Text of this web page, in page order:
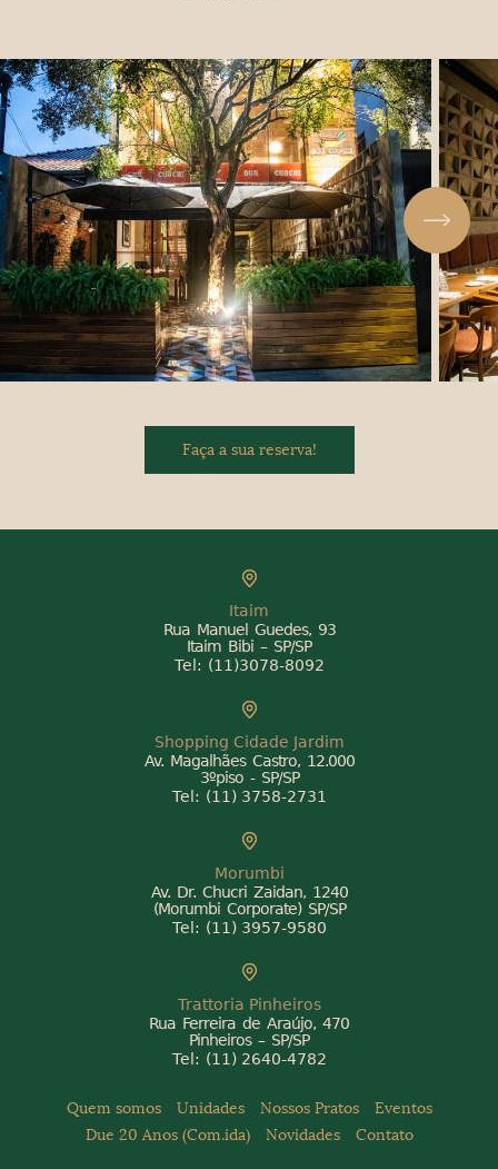
Faça a sua reserva!
Itaim
Rua Manuel Guedes, 93
Itaim Bibi – SP/SP
Tel: (11)3078-8092
Shopping Cidade Jardim
Av. Magalhães Castro, 12.000
3ºpiso - SP/SP
Tel: (11) 3758-2731
Morumbi
Av. Dr. Chucri Zaidan, 1240
(Morumbi Corporate) SP/SP
Tel: (11) 3957-9580
Trattoria Pinheiros
Rua Ferreira de Araújo, 470
Pinheiros – SP/SP
Tel: (11) 2640-4782
Quem somos Unidades Nossos Pratos
Eventos
Due 20 Anos (Com.ida)
Novidades Contato